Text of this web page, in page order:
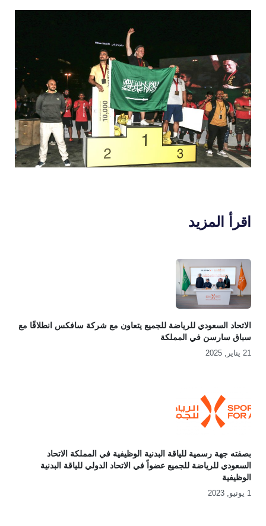
اقرأ المزيد
الاتحاد السعودي للرياضة للجميع يتعاون مع شركة سافكس انطلاقًا مع
سباق سارسن في المملكة
21 يناير, 2025
بصفته جهة رسمية للياقة البدنية الوظيفية في المملكة الاتحاد
السعودي للرياضة للجميع عضواً في الاتحاد الدولي للياقة البدنية
الوظيفية
1 يونيو, 2023